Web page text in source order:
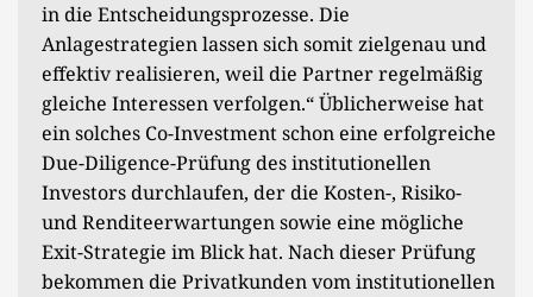
in die Entscheidungsprozesse. Die
Anlagestrategien lassen sich somit zielgenau und
effektiv realisieren, weil die Partner regelmäßig
gleiche Interessen verfolgen.“ Üblicherweise hat
ein solches Co-Investment schon eine erfolgreiche
Due-Diligence-Prüfung des institutionellen
Investors durchlaufen, der die Kosten-, Risiko-
und Renditeerwartungen sowie eine mögliche
Exit-Strategie im Blick hat. Nach dieser Prüfung
bekommen die Privatkunden vom institutionellen